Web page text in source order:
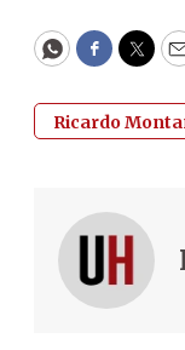
WhatsApp
Ricardo